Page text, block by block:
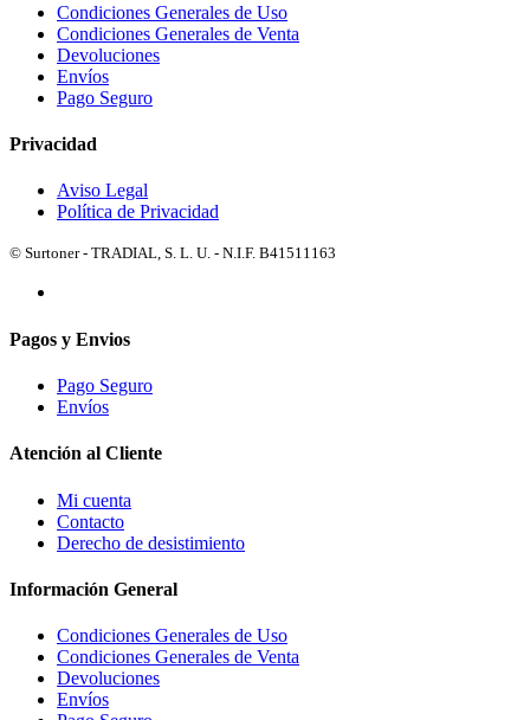
Condiciones Generales de Uso
Condiciones Generales de Venta
Devoluciones
Envíos
Pago Seguro
Privacidad
Aviso Legal
Política de Privacidad
© Surtoner - TRADIAL, S. L. U. - N.I.F. B41511163
Pagos y Envios
Pago Seguro
Envíos
Atención al Cliente
Mi cuenta
Contacto
Derecho de desistimiento
Información General
Condiciones Generales de Uso
Condiciones Generales de Venta
Devoluciones
Envíos